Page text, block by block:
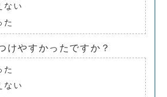
ない
た
けやすかったですか？
た
ない